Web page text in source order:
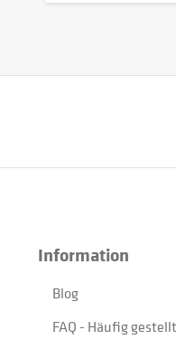
Information
Blog
FAQ - Häufig